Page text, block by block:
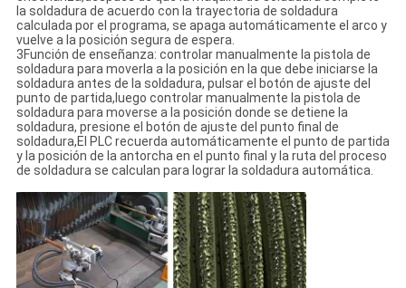
la soldadura de acuerdo con la trayectoria de soldadura
calculada por el programa, se apaga automáticamente el arco y
vuelve a la posición segura de espera.
3Función de enseñanza: controlar manualmente la pistola de
soldadura para moverla a la posición en la que debe iniciarse la
soldadura antes de la soldadura, pulsar el botón de ajuste del
punto de partida,luego controlar manualmente la pistola de
soldadura para moverse a la posición donde se detiene la
soldadura, presione el botón de ajuste del punto final de
soldadura,El PLC recuerda automáticamente el punto de partida
y la posición de la antorcha en el punto final y la ruta del proceso
de soldadura se calculan para lograr la soldadura automática.